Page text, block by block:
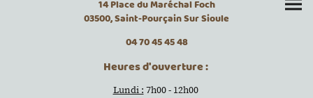
14 Place du Maréchal Foch
03500, Saint-Pourçain Sur Sioule
04 70 45 45 48
Heures d'ouverture :
Lundi : 7h00 - 12h00